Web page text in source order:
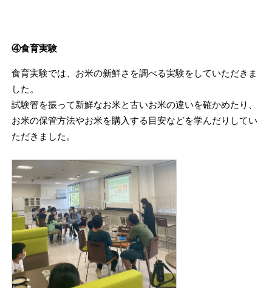
④食育実験
食育実験では、お米の新鮮さを調べる実験をしていただきま
した。
試験管を振って新鮮なお米と古いお米の違いを確かめたり、
お米の保管方法やお米を購入する目安などを学んだりしてい
ただきました。